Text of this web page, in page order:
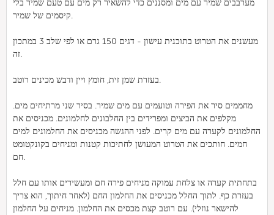
מערבבים שמיר עם מים ומסננים כדי להשאיר רק מים עם טעם שמיר בלי
קיסמים של שמיר.
מעשנים את הטרוט בתוכנית עישון - דגים 150 גרם או לפי שלב 3 במתכון
זה.
בעזרת שמן זית, חומץ ויין ודבש מכינים רוטב.
מחממים סיר את הפירה וטועמים עם מים שמיר. בסיר שני מרתיחים מים.
מקלפים את הביצים ומפרידים בין החלבונים לחלמונים. מכניסים את
החלמונים לקערה עם מים קרים. לפני ההגשה מכניסים את החלמונים למים
חמים. חותכים את הטרוט המעושן לחתיכות קטנות ומניחים בקונקטומט
חם.
בתחתית קערה או צלחת עמוקה מניחים פירה חם ומעשירים אותו עם חלל
בעזרת כף. לתוך החלל מכניסים את החלמון החם (לאחר חיתוך, הוא צריך
להישאר נוזלי). עם רוטב קצת מכסים את החלמון. מניחים על החלמון